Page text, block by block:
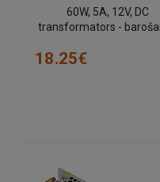
60W, 5A, 12V, DC
transformators -
18.25€